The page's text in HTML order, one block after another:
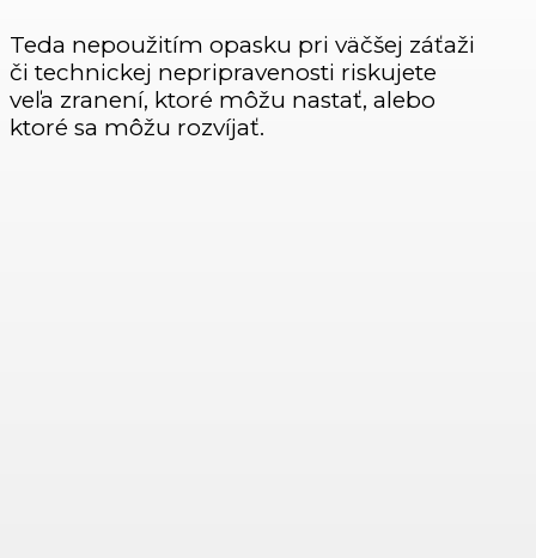
Teda nepoužitím opasku pri väčšej záťaži
či technickej nepripravenosti riskujete
veľa zranení, ktoré môžu nastať, alebo
ktoré sa môžu rozvíjať.